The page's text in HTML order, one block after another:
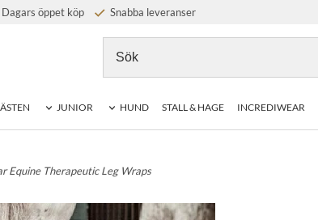
öppet köp Snabba leveranser
JUNIOR HUND STALL & HAGE INCREDIWEAR
Equine Therapeutic Leg Wraps